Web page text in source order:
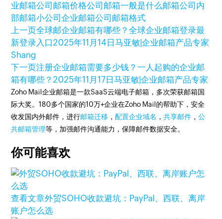
业邮箱公司邮箱价格公司邮箱一般是什么邮箱公司内
部邮箱小公司企业邮箱公司邮箱格式
上一页全球邮企业邮箱有哪些？全球企业邮箱登录最
新登录入口2025年11月14日马亚敏|企业邮箱产品专家
Shang
下一页注册企业邮箱需要多少钱？一人起购的企业邮
箱有哪些？2025年11月17日马亚敏|企业邮箱产品专家
Zoho Mail企业邮箱是一款SaaS云端电子邮箱，多次荣获邮箱国
际大奖。180多个国家的10万+企业在Zoho Mail的帮助下，安全
收发国内外邮件，进行邮箱迁移 ，配置企业域名 ，共享邮件 ，公
共邮箱管理等，加强邮件沟通能力，保障邮件数据安全。
你可能喜欢
查看文章外贸SOHO收款避坑：PayPal、西联、离岸
账户怎么选